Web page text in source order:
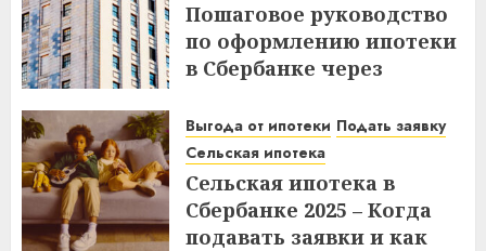
18.12.2025
Пошаговое руководство
по оформлению ипотеки
в Сбербанке через
советы
08.12.2025
Выгода от ипотеки Подать заявку
Сельская ипотека
Сельская ипотека в
Сбербанке 2025 – Когда
подавать заявки и как